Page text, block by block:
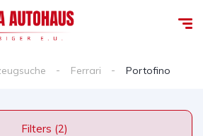
Ferrari Portofino
Filters (2)